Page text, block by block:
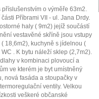
o výměře 63m2.
Příbrami VII - ul. Jana Drdy.
haly ( 9m2) jejíž součástí
vestavěné skříně jsou vstupy
18,6m2), kuchyně s jídelnou (
. K bytu náleží sklep (2,7m2).
v kombinaci plovoucí a
ve kterém je byt umístněný
nová fasáda a stoupačky v
ventily. Velkou
veškeré občanské